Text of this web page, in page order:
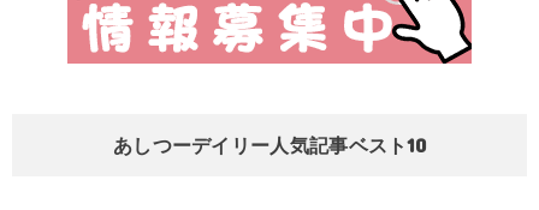
あしつーデイリー人気記事ベスト10